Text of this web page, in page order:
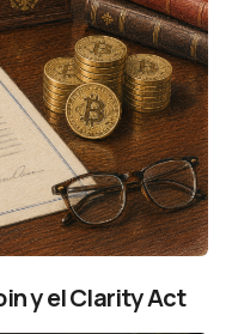
y el Clarity Act